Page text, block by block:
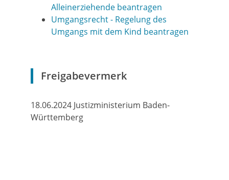
Alleinerziehende beantragen
Umgangsrecht - Regelung des
Umgangs mit dem Kind beantragen
Freigabevermerk
18.06.2024 Justizministerium Baden-
Württemberg